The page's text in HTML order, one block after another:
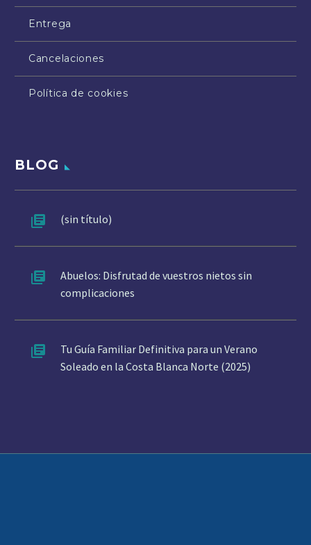
Entrega
Cancelaciones
Política de cookies
BLOG
(sin título)
Abuelos: Disfrutad de vuestros nietos sin
complicaciones
Tu Guía Familiar Definitiva para un Verano
Soleado en la Costa Blanca Norte (2025)